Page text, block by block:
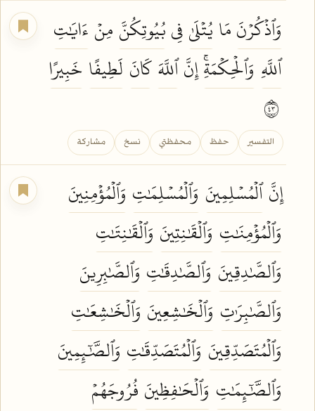
وَٱذۡكُرۡنَمَا يُتۡلَىٰفِيبُيُوتِكُنَّ مِنۡ ءَايَٰتِ
ٱللَّهِ وَٱلۡحِكۡمَةِۚإِنَّٱللَّهَ كَانَ لَطِيفًا خَبِيرًا
التفسير حفظ محفظتي نسخ مشاركة
إِنَّٱلۡمُسۡلِمِينَ وَٱلۡمُسۡلِمَٰتِ وَٱلۡمُؤۡمِنِينَ
وَٱلۡمُؤۡمِنَٰتِ وَٱلۡقَٰنِتِينَ وَٱلۡقَٰنِتَٰتِ
وَٱلصَّٰدِقِينَ وَٱلصَّٰدِقَٰتِ وَٱلصَّٰبِرِينَ
وَٱلصَّٰبِرَٰتِ وَٱلۡخَٰشِعِينَ وَٱلۡخَٰشِعَٰتِ
وَٱلۡمُتَصَدِّقِينَ وَٱلۡمُتَصَدِّقَٰتِ وَٱلصَّٰٓئِمِينَ
وَٱلصَّٰٓئِمَٰتِ وَٱلۡحَٰفِظِينَ فُرُوجَهُمۡ